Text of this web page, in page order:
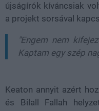
újságírók kíváncsiak
a projekt sorsával
"Engem nem
Kaptam egy szép
Keaton annyit azért
és Bilall Fallah